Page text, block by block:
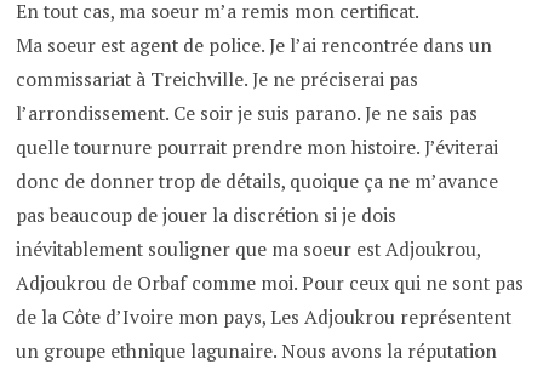
En tout cas, ma soeur m’a remis mon certificat.
Ma soeur est agent de police. Je l’ai rencontrée dans un
commissariat à Treichville. Je ne préciserai pas
l’arrondissement. Ce soir je suis parano. Je ne sais pas
quelle tournure pourrait prendre mon histoire. J’éviterai
donc de donner trop de détails, quoique ça ne m’avance
pas beaucoup de jouer la discrétion si je dois
inévitablement souligner que ma soeur est Adjoukrou,
Adjoukrou de Orbaf comme moi. Pour ceux qui ne sont pas
de la Côte d’Ivoire mon pays, Les Adjoukrou représentent
un groupe ethnique lagunaire. Nous avons la réputation